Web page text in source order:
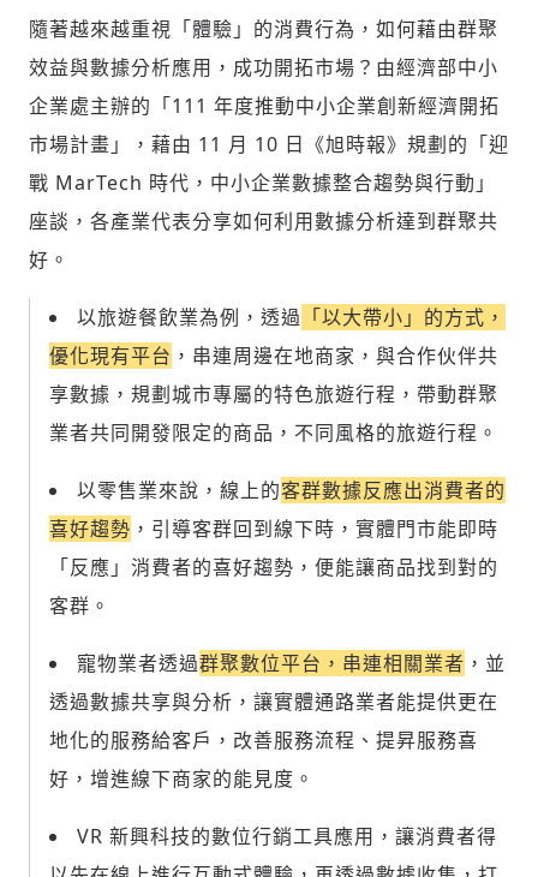
隨著越來越重視「體驗」的消費行為，如何藉由群聚
效益與數據分析應用，成功開拓市場？由經濟部中小
企業處主辦的「111 年度推動中小企業創新經濟開拓
市場計畫」，藉由 11 月 10 日《旭時報》規劃的「迎
戰 MarTech 時代，中小企業數據整合趨勢與行動」
座談，各產業代表分享如何利用數據分析達到群聚共
好。
以旅遊餐飲業為例，透過 「以大帶小」的方式，
優化現有平台 ，串連周邊在地商家，與合作伙伴共
享數據，規劃城市專屬的特色旅遊行程，帶動群聚
業者共同開發限定的商品，不同風格的旅遊行程。
以零售業來說，線上的客群數據反應出消費者的
喜好趨勢 ，引導客群回到線下時，實體門市能即時
「反應」消費者的喜好趨勢，便能讓商品找到對的
客群。
寵物業者透過群聚數位平台，串連相關業者 ，並
透過數據共享與分析，讓實體通路業者能提供更在
地化的服務給客戶，改善服務流程、提昇服務喜
好，增進線下商家的能見度。
VR 新興科技的數位行銷工具應用，讓消費者得